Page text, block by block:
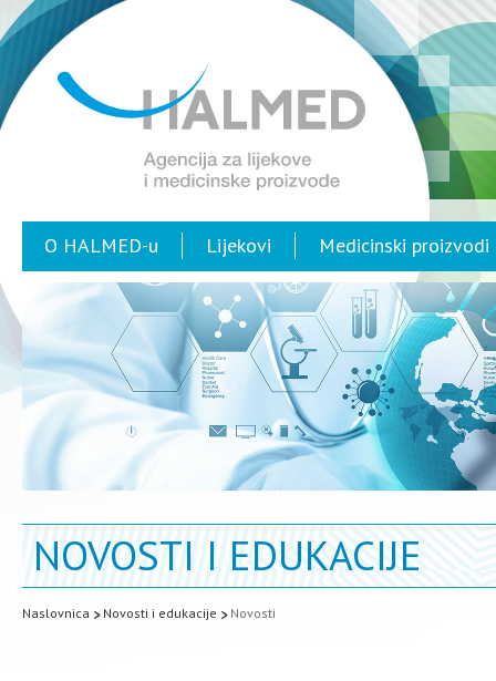
O HALMED-u Lijekovi Medicinski proizvodi
NOVOSTI I EDUKACIJE
Naslovnica Novosti i edukacije Novosti